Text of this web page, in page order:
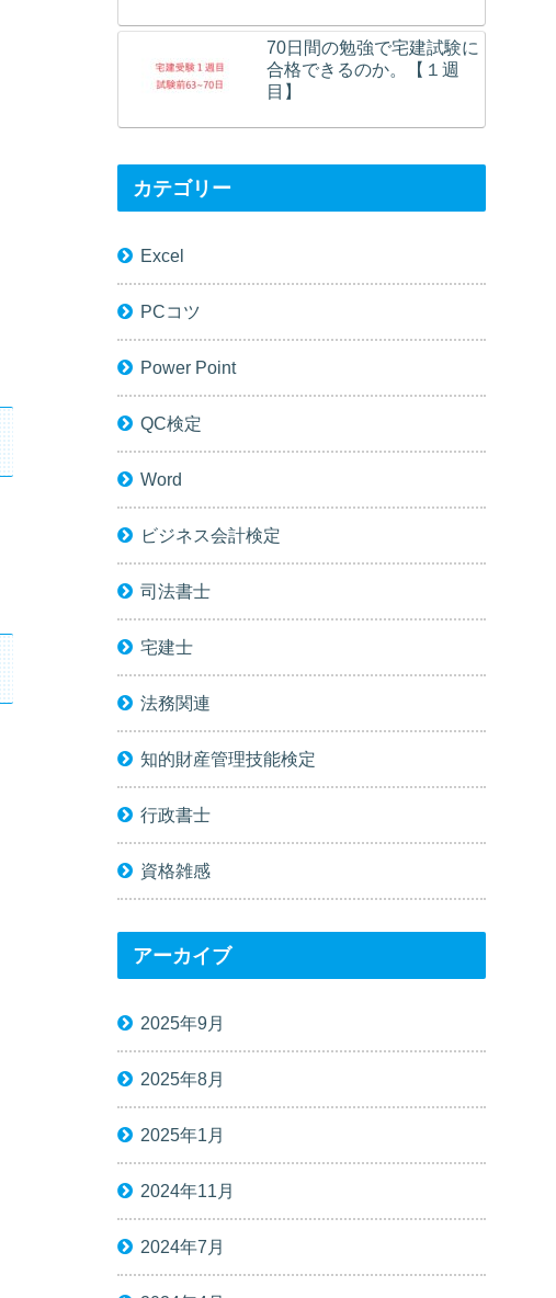
70日間の勉強で宅建試験に
合格できるのか。【１週
目】
カテゴリー
Excel
PCコツ
Power Point
QC検定
Word
ビジネス会計検定
司法書士
宅建士
法務関連
知的財産管理技能検定
行政書士
資格雑感
アーカイブ
2025年9月
2025年8月
2025年1月
2024年11月
2024年7月